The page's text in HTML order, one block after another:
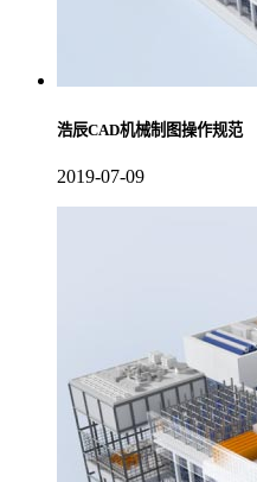
浩辰CAD机械制图操作规范
2019-07-09